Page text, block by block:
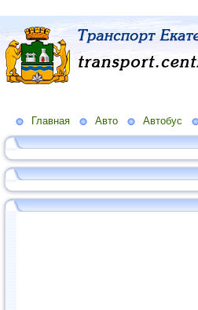
Главная Авто Автобус